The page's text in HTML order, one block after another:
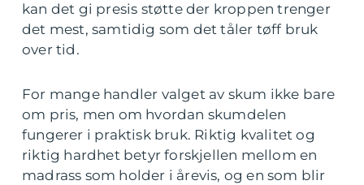
kan det gi presis støtte der kroppen trenger
det mest, samtidig som det tåler tøff bruk
over tid.
For mange handler valget av skum ikke bare
om pris, men om hvordan skumdelen
fungerer i praktisk bruk. Riktig kvalitet og
riktig hardhet betyr forskjellen mellom en
madrass som holder i årevis, og en som blir